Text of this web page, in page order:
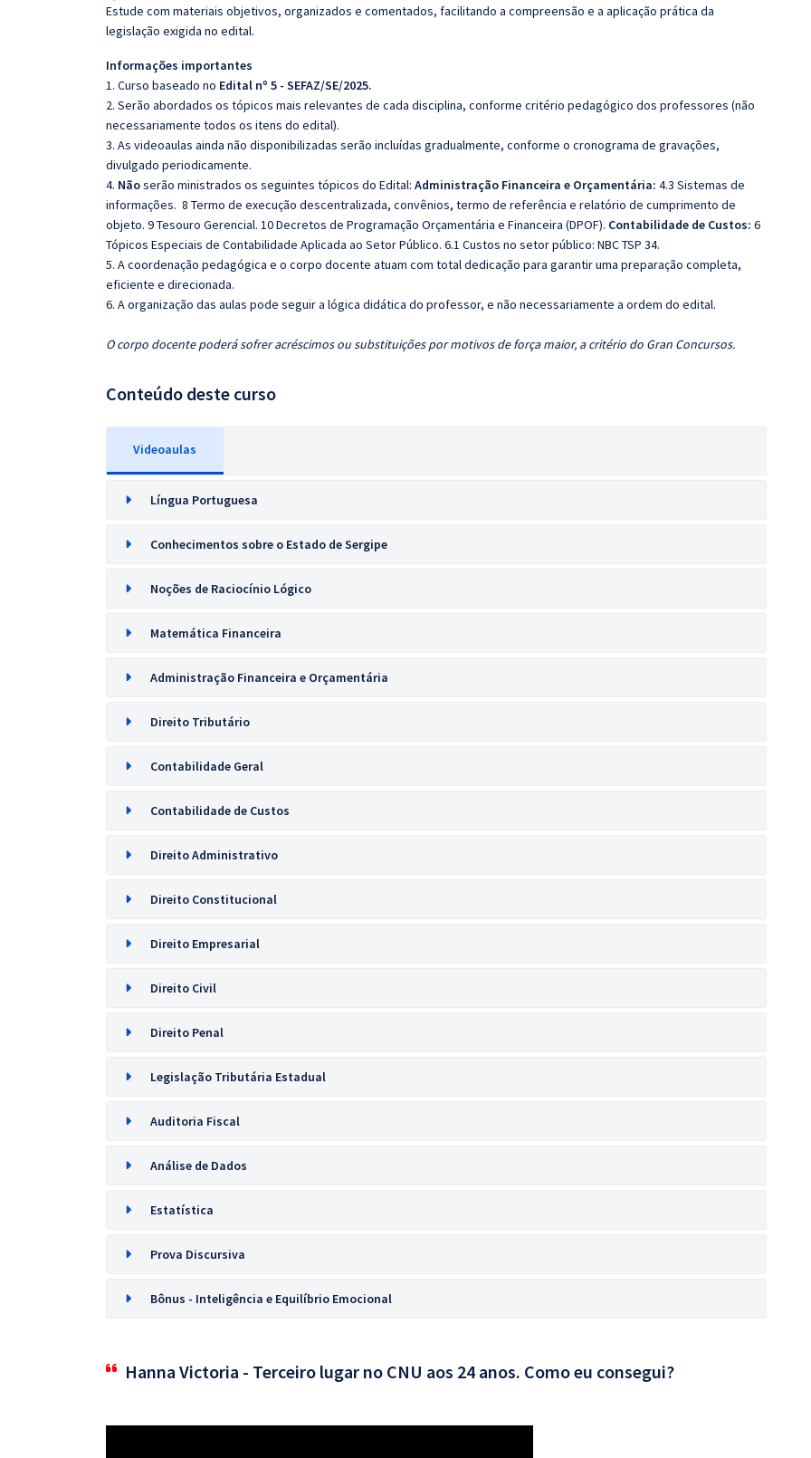
Estude com materiais objetivos, organizados e comentados, facilitando a compreensão e a aplicação prática da
legislação exigida no edital.
Informações importantes
1. Curso baseado no Edital nº 5 - SEFAZ/SE/2025.
2. Serão abordados os tópicos mais relevantes de cada disciplina, conforme critério pedagógico dos professores (não
necessariamente todos os itens do edital).
3. As videoaulas ainda não disponibilizadas serão incluídas gradualmente, conforme o cronograma de gravações,
divulgado periodicamente.
4. Nãoserão ministrados os seguintes tópicos do Edital: Administração Financeira e Orçamentária: 4.3 Sistemas de
informações. 8 Termo de execução descentralizada, convênios, termo de referência e relatório de cumprimento de
objeto. 9 Tesouro Gerencial. 10 Decretos de Programação Orçamentária e Financeira (DPOF). Contabilidade de Custos: 6
Tópicos Especiais de Contabilidade Aplicada ao Setor Público. 6.1 Custos no setor público: NBC TSP 34.
5. A coordenação pedagógica e o corpo docente atuam com total dedicação para garantir uma preparação completa,
eficiente e direcionada.
6. A organização das aulas pode seguir a lógica didática do professor, e não necessariamente a ordem do edital.
O corpo docente poderá sofrer acréscimos ou substituições por motivos de força maior, a critério do Gran Concursos.
Conteúdo deste curso
Videoaulas
Língua Portuguesa
Conhecimentos sobre o Estado de Sergipe
Noções de Raciocínio Lógico
Matemática Financeira
Administração Financeira e Orçamentária
Direito Tributário
Contabilidade Geral
Contabilidade de Custos
Direito Administrativo
Direito Constitucional
Direito Empresarial
Direito Civil
Direito Penal
Legislação Tributária Estadual
Auditoria Fiscal
Análise de Dados
Estatística
Prova Discursiva
Bônus - Inteligência e Equilíbrio Emocional
Hanna Victoria - Terceiro lugar no CNU aos 24 anos. Como eu consegui?